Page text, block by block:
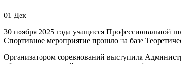
01 Дек
30 ноября 2025 года учащиеся Профессиональной
Спортивное мероприятие прошло на базе
Организатором соревнований выступила